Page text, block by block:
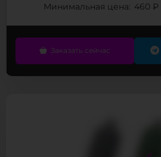
Минимальная цена: 460 ₽
Заказать сейчас